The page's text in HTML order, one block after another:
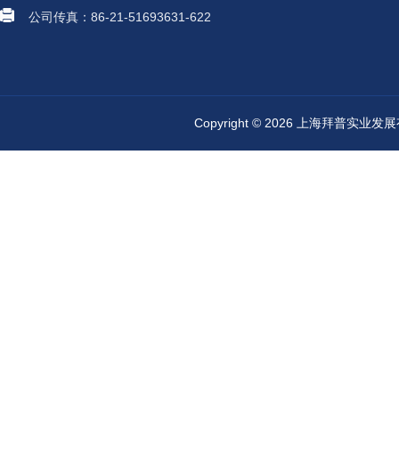
公司传真：86-21-51693631-622
Copyright © 2026 上海拜普实业发